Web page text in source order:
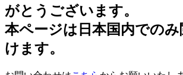
がとうございます。
本ページは日本国内での
けます。